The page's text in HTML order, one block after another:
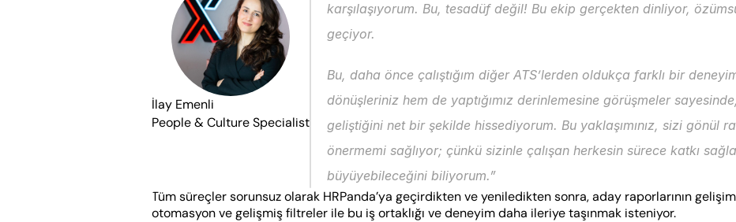
İlay Emenli
People & Culture Specialist
karşılaşıyorum. Bu, tesadüf değil! Bu ekip gerçekten dinliyor,
geçiyor.
Bu, daha önce çalıştığım diğer ATS’lerden oldukça farklı bir
dönüşleriniz hem de yaptığımız derinlemesine görüşmeler
geliştiğini net bir şekilde hissediyorum. Bu yaklaşımınız, sizi gönül
önermemi sağlıyor; çünkü sizinle çalışan herkesin sürece katkı
büyüyebileceğini biliyorum.”
Tüm süreçler sorunsuz olarak HRPanda’ya geçirdikten ve yeniledikten sonra, aday raporlarının
otomasyon ve gelişmiş filtreler ile bu iş ortaklığı ve deneyim daha ileriye taşınmak isteniyor.